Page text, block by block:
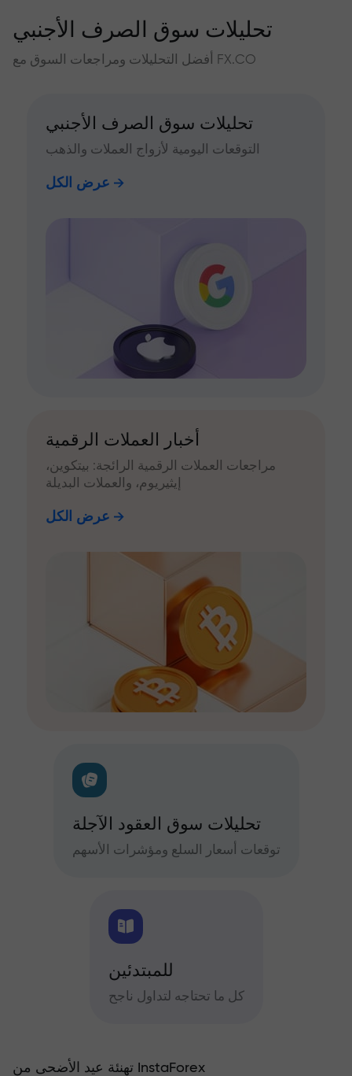
تحليلات سوق الصرف الأجنبي
أفضل التحليلات ومراجعات السوق مع FX.CO
تحليلات سوق الصرف الأجنبي
التوقعات اليومية لأزواج العملات والذهب
عرض الكل
أخبار العملات الرقمية
مراجعات العملات الرقمية الرائجة: بيتكوين،
إيثيريوم، والعملات البديلة
عرض الكل
تحليلات سوق العقود الآجلة
توقعات أسعار السلع ومؤشرات الأسهم
للمبتدئين
كل ما تحتاجه لتداول ناجح
تهنئة عيد الأضحى من InstaForex